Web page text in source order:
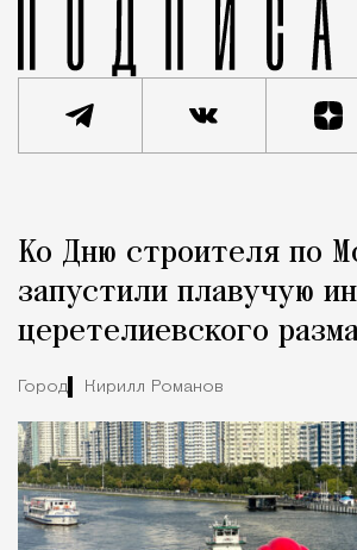
Город
Ко Дню строителя по
запустили плавучую
церетелиевского
Город Кирилл Романов